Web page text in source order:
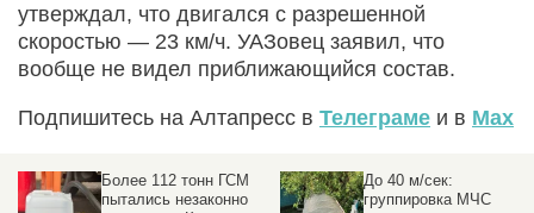
утверждал, что двигался с разрешенной
скоростью — 23 км/ч. УАЗовец заявил, что
вообще не видел приближающийся состав.
Подпишитесь на Алтапресс в Телеграме и в Max
Более 112 тонн ГСМ
пытались незаконно
До 40 м/сек:
группировка МЧС